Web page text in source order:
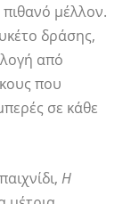
μέλλον.
δράσης,
από
που
σε κάθε
Η